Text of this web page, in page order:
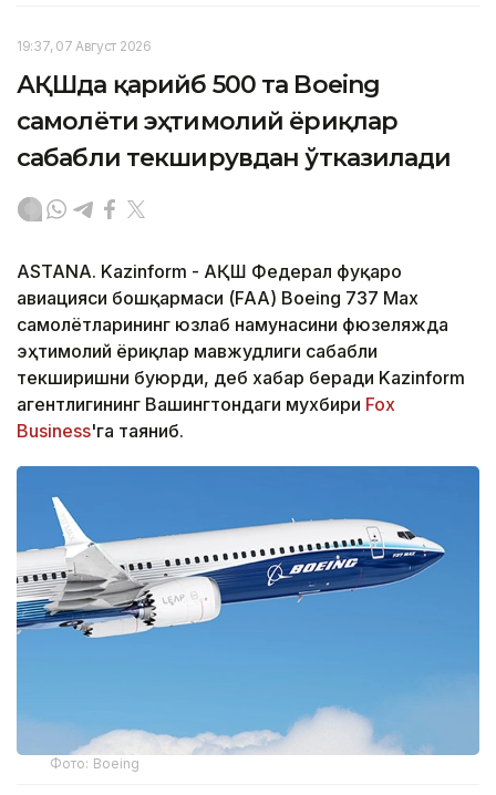
19:37, 07 Август 2026
АҚШда қарийб 500 та Boeing
самолёти эҳтимолий ёриқлар
сабабли текширувдан ўтказилади
ASTANA. Kazinform - АҚШ Федерал фуқаро
авиацияси бошқармаси (FAA) Boeing 737 Max
самолётларининг юзлаб намунасини фюзеляжда
эҳтимолий ёриқлар мавжудлиги сабабли
текширишни буюрди, деб хабар беради Kazinform
агентлигининг Вашингтондаги мухбири Fox
Business'га таяниб.
Фото: Boeing